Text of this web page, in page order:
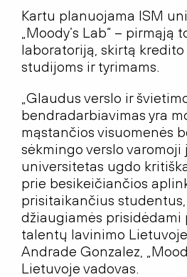
Kartu planuojama ISM
„Moody’s Lab“ – pirmąją
laboratoriją, skirtą
studijoms ir tyrimams.
„Glaudus verslo ir
bendradarbiavimas yra
mąstančios visuomenės
sėkmingo verslo varomoji
universitetas ugdo
prie besikeičiančios
prisitaikančius
džiaugiamės prisidėdami
talentų lavinimo
Andrade Gonzalez,
Lietuvoje vadovas.